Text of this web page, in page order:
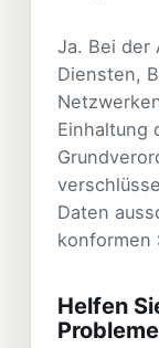
Ja. Bei der
Diensten,
Einhaltung
Daten
konformen
Helfen